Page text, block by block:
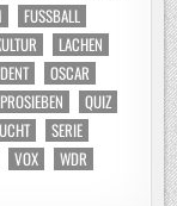
FUSSBALL
LACHEN
OSCAR
PROSIEBEN
QUIZ
SERIE
VOX
WDR